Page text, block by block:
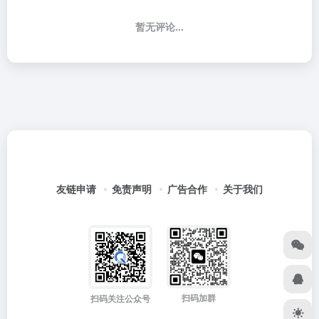
暂无评论...
友链申请 免责声明 广告合作 关于我们
扫码关注公众号 扫码加群